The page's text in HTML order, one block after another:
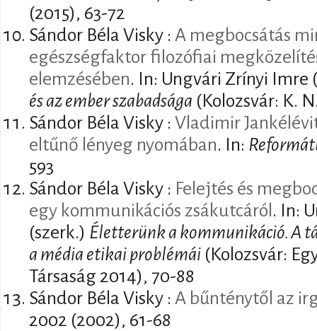
(2015), 63-72
Sándor Béla Visky : A megbocsátás
egészségfaktor filozófiai
elemzésében. In: Ungvári Zrínyi Imre
és az ember szabadsága (Kolozsvár: K.
Sándor Béla Visky : Vladimir
eltűnő lényeg nyomában. In:
593
Sándor Béla Visky : Felejtés és
egy kommunikációs zsákutcáról . In:
(szerk.) Életterünk a kommunikáció. A
a média etikai problémái (Kolozsvár:
Társaság 2014), 70-88
Sándor Béla Visky : A bűnténytől az
2002 (2002), 61-68